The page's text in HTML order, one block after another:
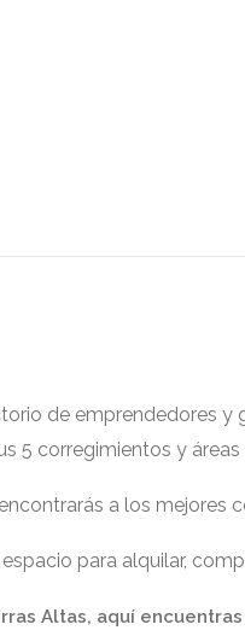
de emprendedores y
5 corregimientos y áreas
a los mejores
para alquilar,
Altas, aquí